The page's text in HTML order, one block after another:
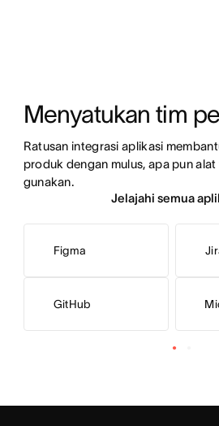
Menyatukan tim
Ratusan integrasi aplikasi
produk dengan mulus, apa pun
gunakan.
Jelajahi semua
Figma
GitHub